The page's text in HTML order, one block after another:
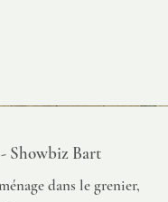
Showbiz Bart
dans le grenier,